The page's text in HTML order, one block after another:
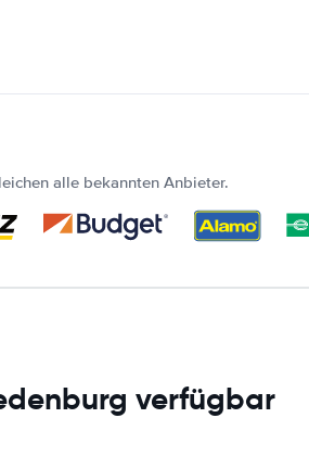
alle bekannten Anbieter.
verfügbar